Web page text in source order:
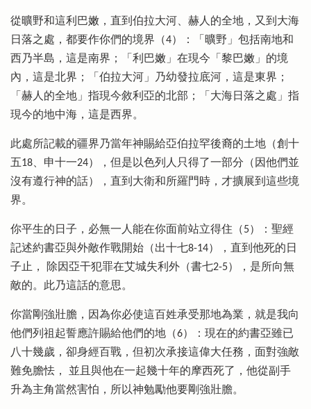
從曠野和這利巴嫩，直到伯拉大河、赫人的全地，又到大海
日落之處，都要作你們的境界（4）：「曠野」包括南地和
西乃半島，這是南界；「利巴嫩」在現今「黎巴嫩」的境
內，這是北界；「伯拉大河」乃幼發拉底河，這是東界；
「赫人的全地」指現今敘利亞的北部；「大海日落之處」指
現今的地中海，這是西界。
此處所記載的疆界乃當年神賜給亞伯拉罕後裔的土地（創十
五18、申十一24），但是以色列人只得了一部分（因他們並
沒有遵行神的話），直到大衛和所羅門時，才擴展到這些境
界。
你平生的日子，必無一人能在你面前站立得住（5）：聖經
記述約書亞與外敵作戰開始（出十七8-14），直到他死的日
子止， 除因亞干犯罪在艾城失利外（書七2-5），是所向無
敵的。此乃這話的意思。
你當剛強壯膽，因為你必使這百姓承受那地為業，就是我向
他們列祖起誓應許賜給他們的地（6）：現在的約書亞雖已
八十幾歲，卻身經百戰，但初次承接這偉大任務，面對強敵
難免膽怯， 並且與他在一起幾十年的摩西死了，他從副手
升為主角當然害怕，所以神勉勵他要剛強壯膽。